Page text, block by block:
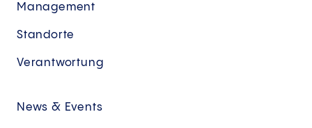
Management
Standorte
Verantwortung
News & Events